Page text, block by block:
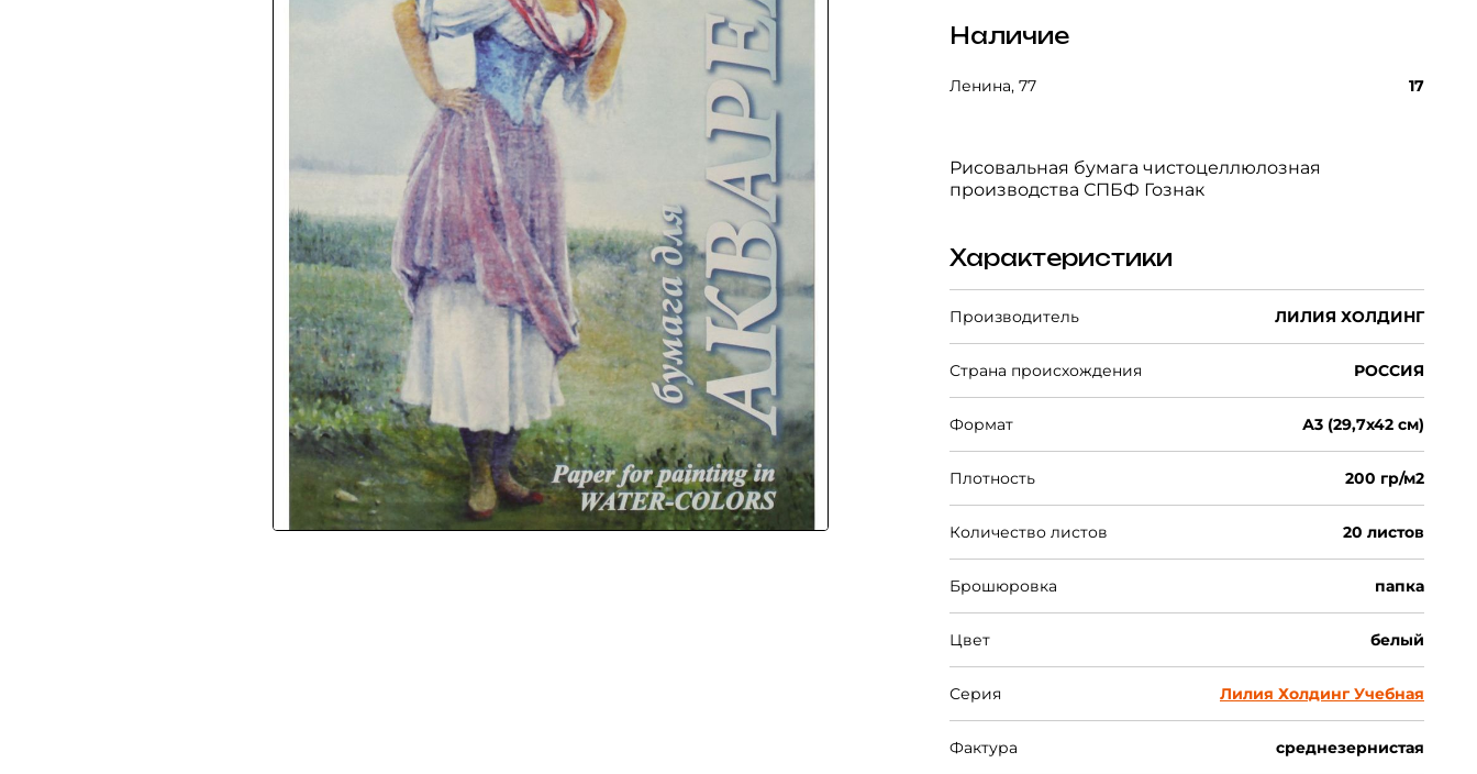
Наличие
Ленина, 77 17
Рисовальная бумага чистоцеллюлозная
производства СПБФ Гознак
Характеристики
Производитель ЛИЛИЯ ХОЛДИНГ
Страна происхождения РОССИЯ
Формат А3 (29,7х42 см)
Плотность 200 гр/м2
Количество листов 20 листов
Брошюровка папка
Цвет белый
Серия Лилия Холдинг Учебная
Фактура среднезернистая